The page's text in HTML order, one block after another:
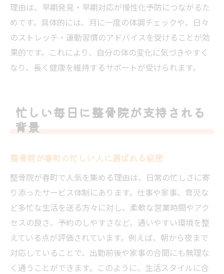
理由は、早期発見・早期対応が慢性化予防につながるた
めです。具体的には、月に一度の体調チェックや、日々
のストレッチ・運動習慣のアドバイスを受けることが効
果的です。これにより、自分の体の変化に気づきやすく
なり、長く健康を維持するサポートが受けられます。
忙しい毎日に整骨院が支持される
背景
整骨院が春町の忙しい人に選ばれる秘密
整骨院が春町で人気を集める理由は、日常の忙しさに寄
り添ったサービス体制にあります。仕事や家事、育児な
ど多忙な生活を送る方々に対し、柔軟な営業時間やアク
セスの良さ、予約のしやすさなど、通いやすい環境を整
えている点が評価されています。例えば、朝から夜まで
対応していることで、出勤前後や家事の合間にも無理な
く通うことができます。このように、生活スタイルに合